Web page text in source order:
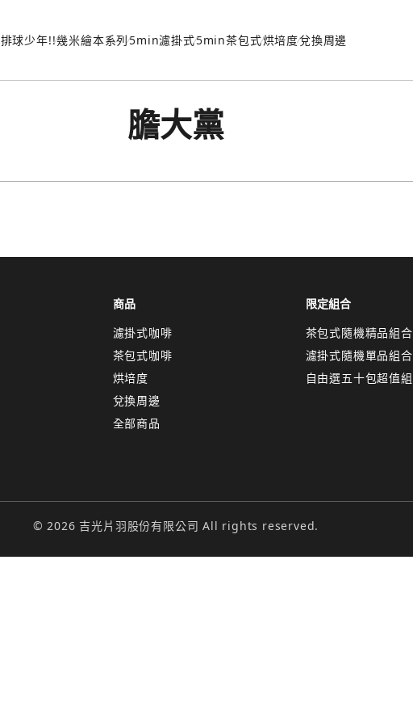
排球少年!!幾米繪本系列5min濾掛式5min茶包式烘培度兌換周邊
膽大黨
商品
濾掛式咖啡
茶包式咖啡
烘培度
兌換周邊
全部商品
限定組合
茶包式隨機精品組合
濾掛式隨機單品組合
自由選五十包超值組
© 2026 吉光片羽股份有限公司 All rights reserved.